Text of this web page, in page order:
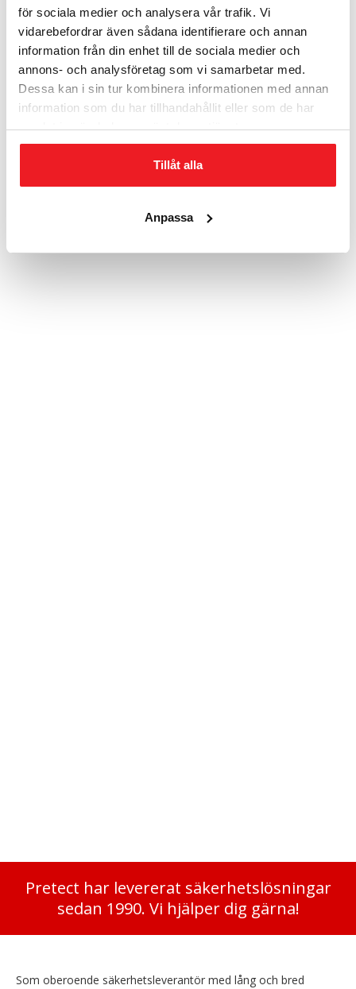
för sociala medier och analysera vår trafik. Vi
vidarebefordrar även sådana identifierare och annan
information från din enhet till de sociala medier och
annons- och analysföretag som vi samarbetar med.
Dessa kan i sin tur kombinera informationen med annan
information som du har tillhandahållit eller som de har
samlat in när du har använt deras tjänster.
Tillåt alla
Anpassa
22 610kr
Pretect har levererat säkerhetslösningar
sedan 1990. Vi hjälper dig gärna!
Som oberoende säkerhetsleverantör med lång och bred